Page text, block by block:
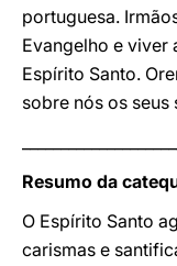
portuguesa.
Evangelho e viver
Espírito Santo.
sobre nós os seus
Resumo da
O Espírito Santo
carismas e